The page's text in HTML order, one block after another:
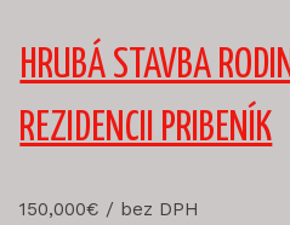
HRUBÁ STAVBA
REZIDENCII PRIBENÍK
150,000€ / bez DPH